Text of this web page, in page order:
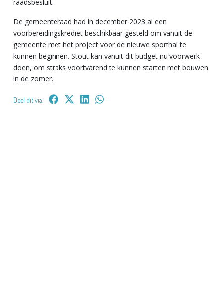
raadsbesluit.
De gemeenteraad had in december 2023 al een
voorbereidingskrediet beschikbaar gesteld om vanuit de
gemeente met het project voor de nieuwe sporthal te
kunnen beginnen. Stout kan vanuit dit budget nu voorwerk
doen, om straks voortvarend te kunnen starten met bouwen
in de zomer.
Deel dit via: